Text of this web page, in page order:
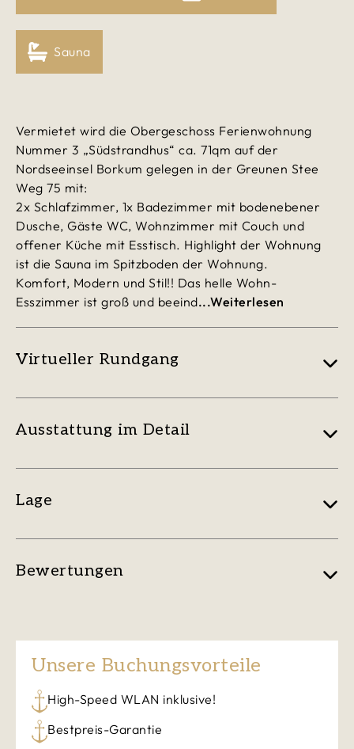
Sauna
Vermietet wird die Obergeschoss Ferienwohnung
Nummer 3 „Südstrandhus“ ca. 71qm auf der
Nordseeinsel Borkum gelegen in der Greunen Stee
Weg 75 mit:
2x Schlafzimmer, 1x Badezimmer mit bodenebener
Dusche, Gäste WC, Wohnzimmer mit Couch und
offener Küche mit Esstisch. Highlight der Wohnung
ist die Sauna im Spitzboden der Wohnung.
Komfort, Modern und Stil!! Das helle Wohn-
Esszimmer ist groß und beeind...Weiterlesen
Virtueller Rundgang
Ausstattung im Detail
Lage
Bewertungen
Unsere Buchungsvorteile
High-Speed WLAN inklusive!
Bestpreis-Garantie